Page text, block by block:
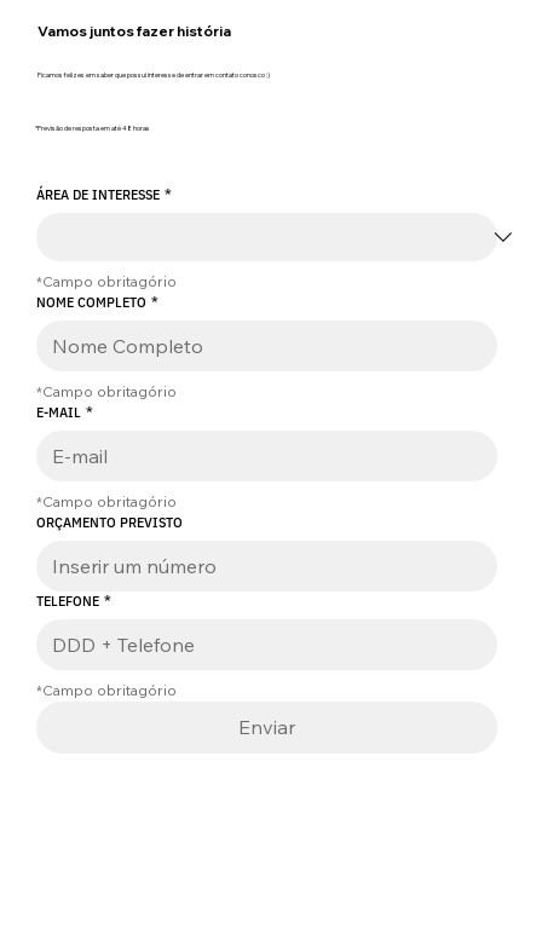
Vamos juntos fazer história
Ficamos felizes em saber que possui interesse de entrar em contato conosco :)
ÁREA DE INTERESSE *
*Campo obritagório
NOME COMPLETO *
*Campo obritagório
E-MAIL *
*Campo obritagório
ORÇAMENTO PREVISTO
TELEFONE *
*Campo obritagório
Enviar
*Previsão de resposta em até 48 horas